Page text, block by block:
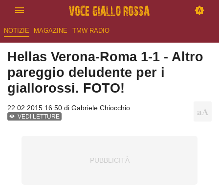
NOTIZIE MAGAZINE TMW RADIO
Hellas Verona-Roma 1-1 - Altro
pareggio deludente per i
giallorossi. FOTO!
22.02.2015 16:50 di Gabriele Chiocchio
VEDI LETTURE